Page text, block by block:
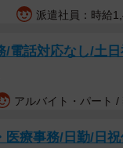
派遣社員：時給
/電話対応なし/土
アルバイト・パート
医療事務/日勤/日